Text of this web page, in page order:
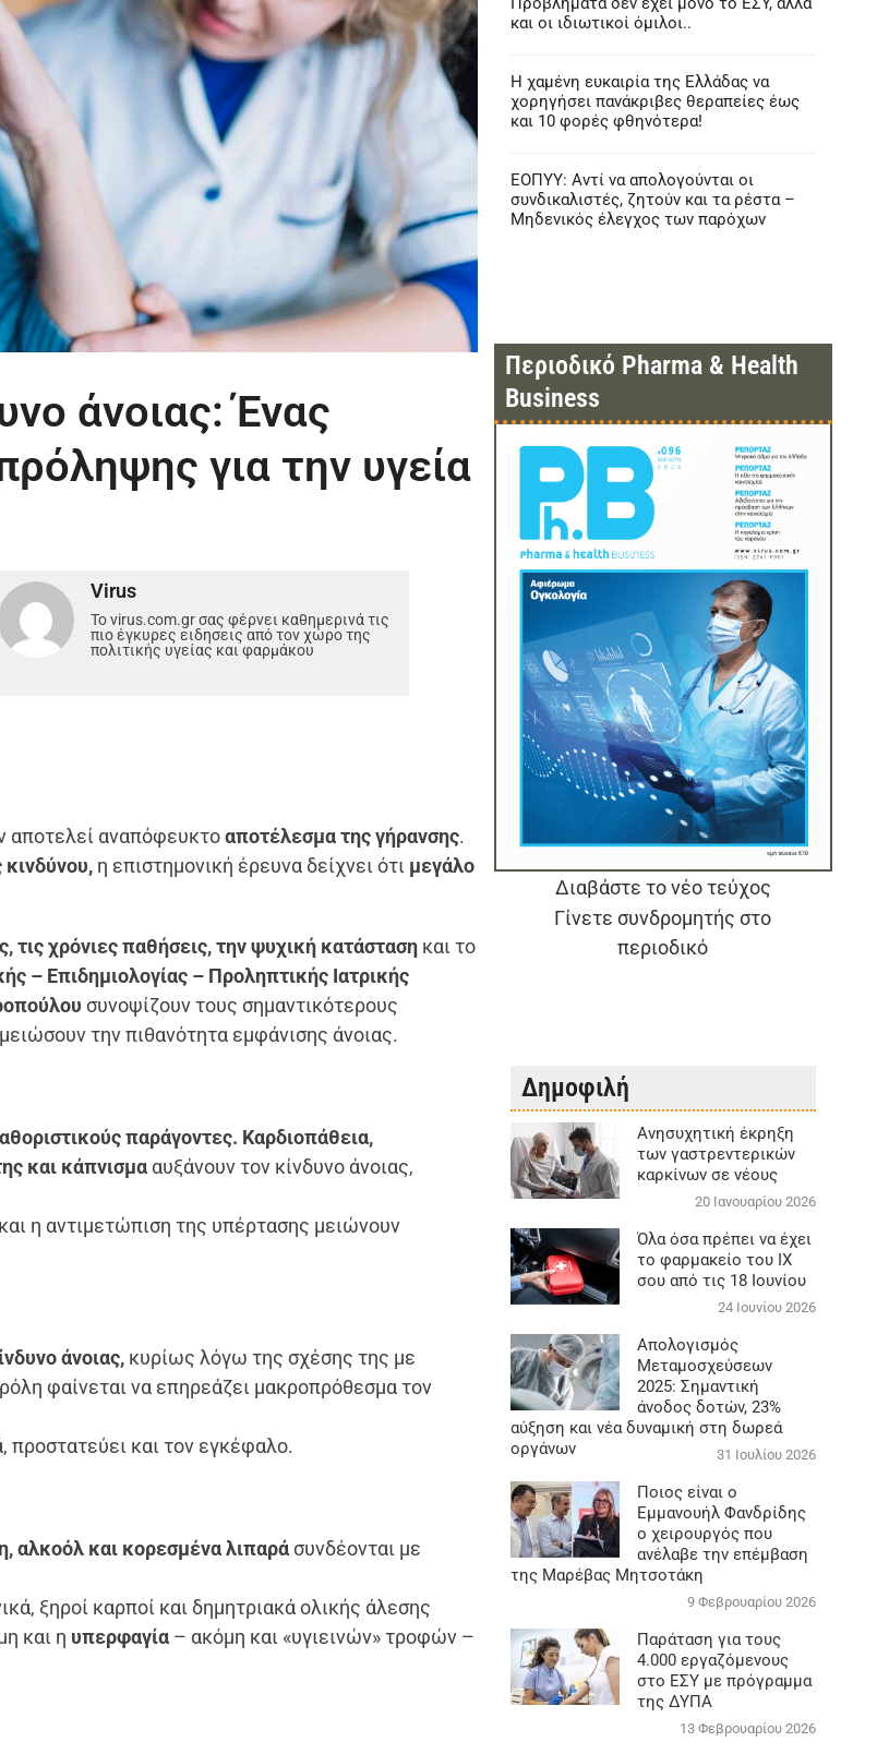
άνοιας: Ένας
για την υγεία
Virus
Το virus.com.gr σας φέρνει καθημερινά τις
πιο έγκυρες ειδησεις από τον χώρο της
πολιτικής υγείας και φαρμάκου
αποτελεί αναπόφευκτοαποτέλεσμα της γήρανσης.
η επιστημονική έρευνα δείχνει ότι μεγάλο
τις χρόνιες παθήσεις, την ψυχική κατάσταση και το
– Επιδημιολογίας – Προληπτικής Ιατρικής
συνοψίζουν τους σημαντικότερους
την πιθανότητα εμφάνισης άνοιας.
παράγοντες. Καρδιοπάθεια,
και κάπνισμα αυξάνουν τον κίνδυνο άνοιας,
η αντιμετώπιση της υπέρτασης μειώνουν
άνοιας, κυρίως λόγω της σχέσης της με
φαίνεται να επηρεάζει μακροπρόθεσμα τον
προστατεύει και τον εγκέφαλο.
αλκοόλ και κορεσμένα λιπαρά συνδέονται με
ξηροί καρποί και δημητριακά ολικής άλεσης
και η υπερφαγία – ακόμη και «υγιεινών» τροφών –
και οι ιδιωτικοί όμιλοι..
Η χαμένη ευκαιρία της Ελλάδας να
χορηγήσει πανάκριβες θεραπείες έως
και 10 φορές φθηνότερα!
ΕΟΠΥΥ: Αντί να απολογούνται οι
συνδικαλιστές, ζητούν και τα ρέστα –
Μηδενικός έλεγχος των παρόχων
Περιοδικό Pharma & Health
Business
Διαβάστε το νέο τεύχος
Γίνετε συνδρομητής στο
περιοδικό
Δημοφιλή
Aνησυχητική έκρηξη
των γαστρεντερικών
καρκίνων σε νέους
20 Ιανουαρίου 2026
Όλα όσα πρέπει να έχει
το φαρμακείο του ΙΧ
σου από τις 18 Ιουνίου
24 Ιουνίου 2026
Απολογισμός
Μεταμοσχεύσεων
2025: Σημαντική
άνοδος δοτών, 23%
αύξηση και νέα δυναμική στη δωρεά
οργάνων
31 Ιουλίου 2026
Ποιος είναι ο
Εμμανουήλ Φανδρίδης
ο χειρουργός που
ανέλαβε την επέμβαση
της Μαρέβας Μητσοτάκη
9 Φεβρουαρίου 2026
Παράταση για τους
4.000 εργαζόμενους
στο ΕΣΥ με πρόγραμμα
της ΔΥΠΑ
13 Φεβρουαρίου 2026